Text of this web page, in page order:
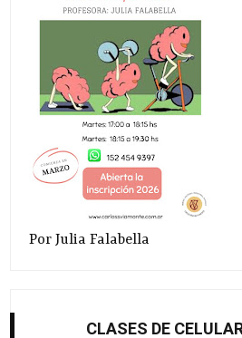
Por Julia Falabella
CLASES DE